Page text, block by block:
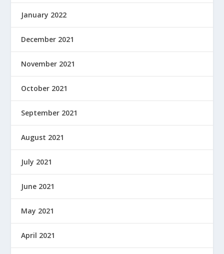
January 2022
December 2021
November 2021
October 2021
September 2021
August 2021
July 2021
June 2021
May 2021
April 2021